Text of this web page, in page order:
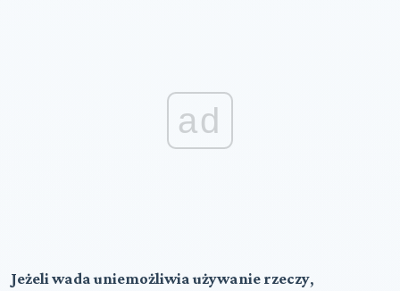
ad
Jeżeli wada uniemożliwia używanie rzeczy,